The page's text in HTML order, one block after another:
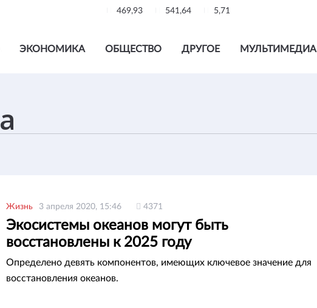
469,93 541,64 5,71
ЭКОНОМИКА ОБЩЕСТВО ДРУГОЕ МУЛЬТИМЕДИА
Жизнь 3 апреля 2020, 15:46 4371
Экосистемы океанов могут быть
восстановлены к 2025 году
Определено девять компонентов, имеющих ключевое значение для
восстановления океанов.